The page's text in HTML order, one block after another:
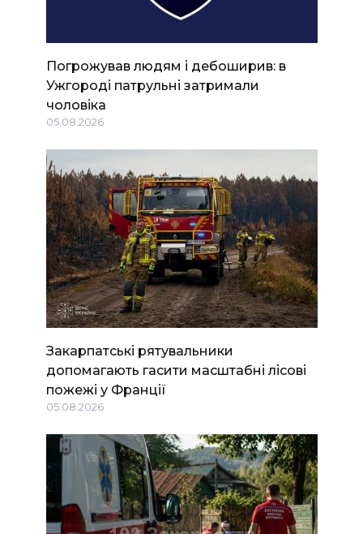
Погрожував людям і дебоширив: в
Ужгороді патрульні затримали
чоловіка
05.08.2026
Закарпатські рятувальники
допомагають гасити масштабні лісові
пожежі у Франції
05.08.2026